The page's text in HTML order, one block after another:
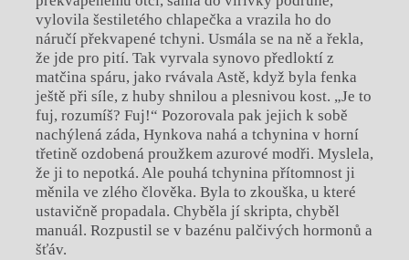
vylovila šestiletého chlapečka a vrazila ho do
náručí překvapené tchyni. Usmála se na ně a řekla,
že jde pro pití. Tak vyrvala synovo předloktí z
matčina spáru, jako rvávala Astě, když byla fenka
ještě při síle, z huby shnilou a plesnivou kost. „Je to
fuj, rozumíš? Fuj!“ Pozorovala pak jejich k sobě
nachýlená záda, Hynkova nahá a tchynina v horní
třetině ozdobená proužkem azurové modři. Myslela,
že ji to nepotká. Ale pouhá tchynina přítomnost ji
měnila ve zlého člověka. Byla to zkouška, u které
ustavičně propadala. Chyběla jí skripta, chyběl
manuál. Rozpustil se v bazénu palčivých hormonů a
šťáv.